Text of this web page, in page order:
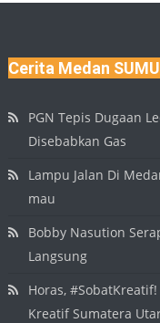
Cerita Medan
PGN Tepis Dugaan
Disebabkan Gas
Lampu Jalan Di
mau
Bobby Nasution
Langsung
Horas,
Kreatif Sumatera